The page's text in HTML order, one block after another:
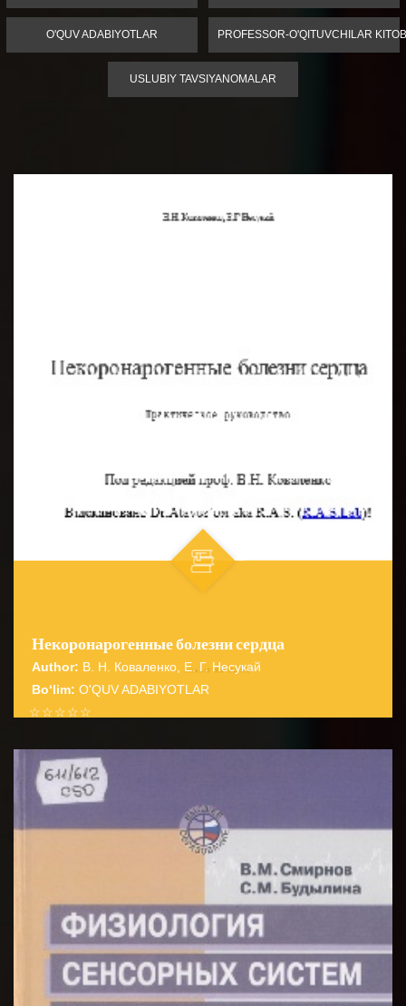
O'QUV ADABIYOTLAR PROFESSOR-O'QITUVCHILAR
USLUBIY TAVSIYANOMALAR
Некоронарогенные болезни сердца
Author: В. Н. Коваленко, Е. Г. Несукай
Bo‘lim: O'QUV ADABIYOTLAR
☆
☆
☆
☆
☆
В книге изложены современные взгляды на
некоронарогенные болезни сердца, даны их
систематизация и методологические подхо...
BATAFSIL...